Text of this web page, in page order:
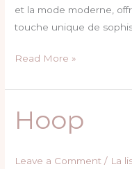
et la mode moderne,
touche unique de
Read More »
Hoop
Leave a Comment / La
Hoop